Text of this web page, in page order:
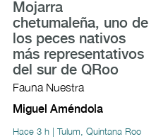
Mojarra
chetumaleña, uno de
los peces nativos
más representativos
del sur de QRoo
Fauna Nuestra
Miguel Améndola
Hace 3 h | Tulum, Quintana Roo